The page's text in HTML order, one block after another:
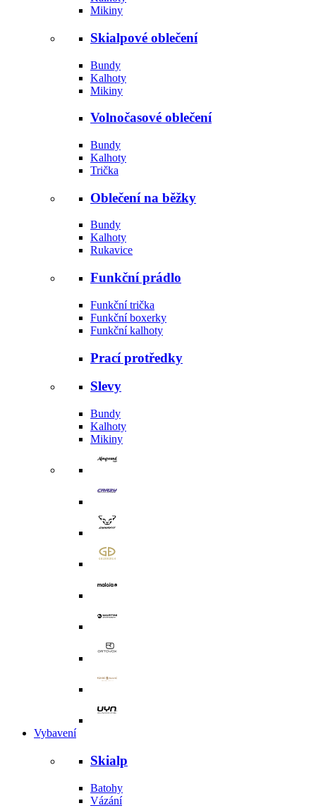
Mikiny
Skialpové oblečení
Bundy
Kalhoty
Mikiny
Volnočasové oblečení
Bundy
Kalhoty
Trička
Oblečení na běžky
Bundy
Kalhoty
Rukavice
Funkční prádlo
Funkční trička
Funkční boxerky
Funkční kalhoty
Prací protředky
Slevy
Bundy
Kalhoty
Mikiny
Vybavení
Skialp
Batohy
Vázání